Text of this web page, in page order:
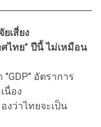
เสี่ยง
ศไทย" ปีนี้ ไม่เหมือน
อัตราการ
นื่อง
งว่าไทยจะเป็น